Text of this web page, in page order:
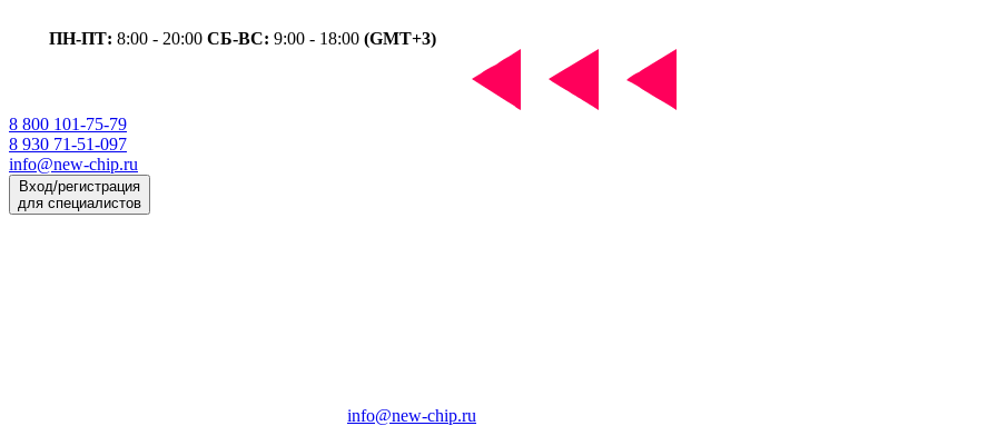
ПН-ПТ: 8:00 - 20:00 СБ-ВС: 9:00 - 18:00 (GMT+3)
8 800 101-75-79
8 930 71-51-097
info@new-chip.ru
Вход/регистрация
для специалистов
info@new-chip.ru